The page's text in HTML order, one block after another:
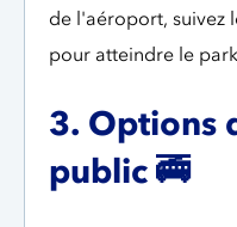
de l'aéroport, suivez
pour atteindre le
3. Options
public 🚎